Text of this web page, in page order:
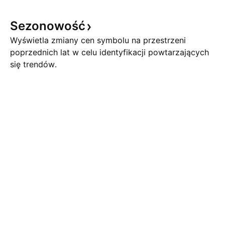
Sezonowość
Wyświetla zmiany cen symbolu na przestrzeni
poprzednich lat w celu identyfikacji powtarzających
się trendów.